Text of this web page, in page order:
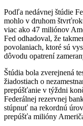
Podľa nedávnej štúdie
mohlo v druhom
viac ako 47 miliónov
Fed odhadoval, že
povolaniach, ktoré sú
dôvodu opatrení
Štúdia bola zverejnená
žiadostiach o
prepúšťanie v týždni
Federálnej rezervnej
stúpnuť na rekordnú
prepúšťa milióny